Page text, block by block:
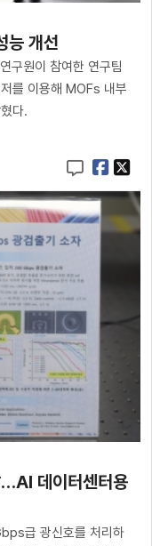
능 개선
구원이 참여한 연구팀
를 이용해 MOFs 내부
다.
데이터센터용
급 광신호를 처리하